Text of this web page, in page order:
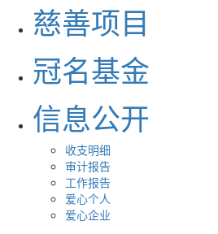
慈善项目
冠名基金
信息公开
收支明细
审计报告
工作报告
爱心个人
爱心企业